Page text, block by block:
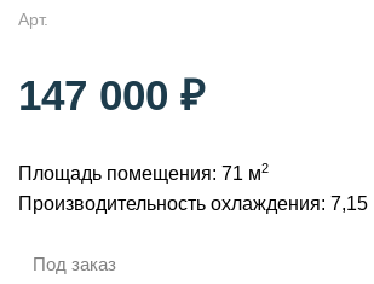
Арт.
147 000 ₽
Площадь помещения: 71 м2
Производительность охлаждения: 7,15
Под заказ